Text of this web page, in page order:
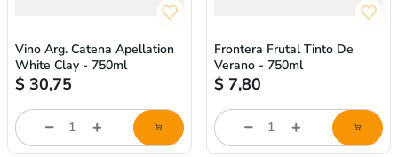
Vino Arg. Catena Apellation
White Clay - 750ml
$ 30,75
store/product-
list.quantityStepper.label
Frontera Frutal Tinto De
Verano - 750ml
$ 7,80
store/product-